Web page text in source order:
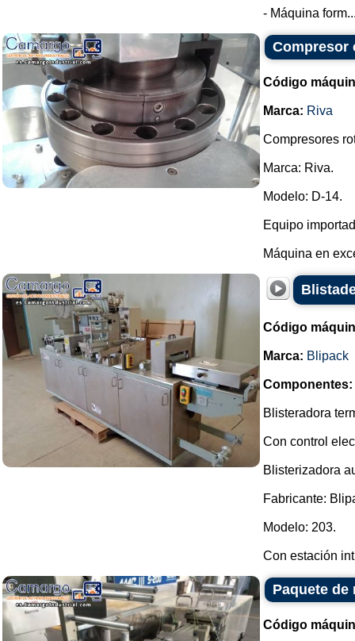
- Máquina
Compresor
Código
Marca: Riva
Compresores
Marca: Riva.
Modelo: D-14.
Equipo
Máquina en
Código
Marca: Blipack
Componentes:
Blisteradora
Con control
Blisterizadora
Fabricante:
Modelo: 203.
Con estación
Paquete de
Código